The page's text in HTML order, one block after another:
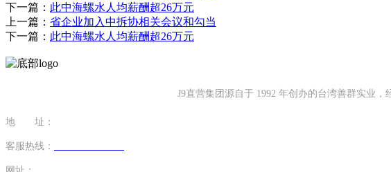
下一篇： 此中海螺水人均薪酬超26万元
上一篇： 省企业加入中拆协相关会议和勾当
下一篇： 此中海螺水人均薪酬超26万元
J9直营集团源自于 1992 年创办的台湾善群实业
地 址：
客服热线：